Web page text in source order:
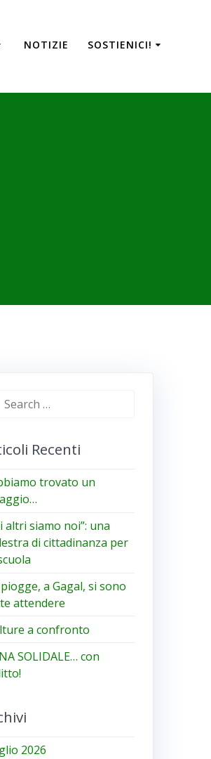
NOTIZIE SOSTIENICI!
Recenti
trovato un
altri siamo noi”: una
di cittadinanza per
a Gagal, si sono
attendere
a confronto
SOLIDALE… con
2026